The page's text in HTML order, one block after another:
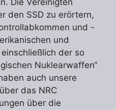
Die Vereinigten
den SSD zu erörtern,
und -
und
der so
Nuklearwaffen“
auch unsere
das NRC
über die